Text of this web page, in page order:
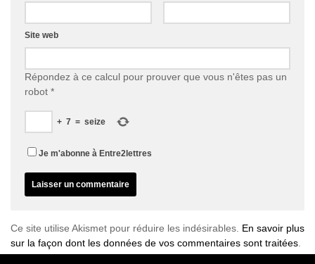
Site web
Répondez à ce calcul pour prouver que vous n'êtes pas un
robot *
+ 7 = seize
Je m'abonne à Entre2lettres
Ce site utilise Akismet pour réduire les indésirables. En savoir plus
sur la façon dont les données de vos commentaires sont traitées